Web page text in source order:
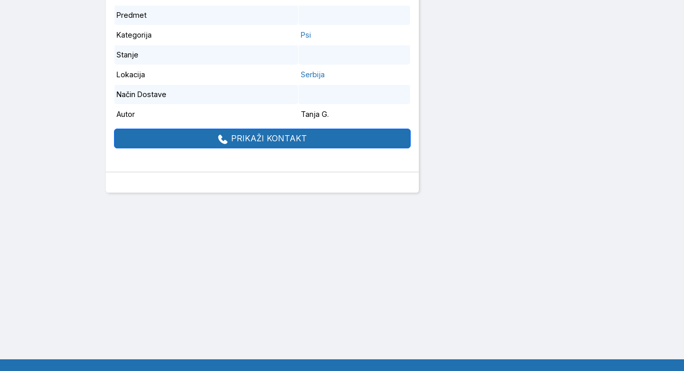
Predmet
Kategorija Psi
Stanje
Lokacija Serbija
Način Dostave
Autor Tanja G.
PRIKAŽI KONTAKT